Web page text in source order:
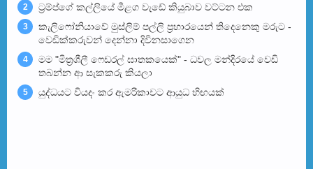
2 ට්‍රම්ප්ගේ කල්ලියේ මීළග වැඩේ කියුබාව වට්ටන එක
3
කැලිෆෝනියාවේ මුස්ලිම් පල්ලි ප්‍රහාරයෙන් තිදෙනෙකු මරුට -
වෙඩික්කරුවන් දෙන්නා දිවිනසාගෙන
4
මම "මිත්‍රශීලී ෆෙඩරල් ඝාතකයෙක්" - ධවල මන්දිරයේ වෙඩි
තබන්න ආ සැකකරු කියලා
5 යුද්ධයට වියදං කර ඇමරිකාවට ආයුධ හිඟයක්